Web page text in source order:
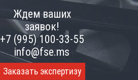
Ждем ваших
заявок!
+7 (995) 100-33-55
info@fse.ms
Заказать экспертизу